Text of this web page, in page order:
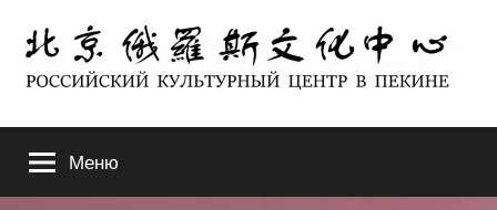
содержимому
北
京
ЦЕНТР
В
Меню